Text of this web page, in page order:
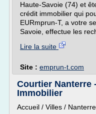
Haute-Savoie (74) et
crédit immobilier qui
EURmprun-T, a votre
Savoie, effectue les
Lire la suite
Site : emprun-t.com
Courtier Nanterre
Immobilier
Accueil / Villes / Nanterre